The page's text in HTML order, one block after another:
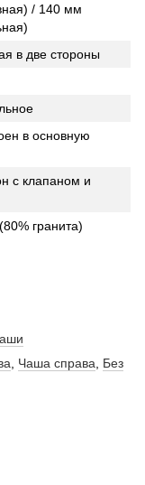
/ 140 мм
в две стороны
в основную
с клапаном и
гранита)
Чаша справа
Без